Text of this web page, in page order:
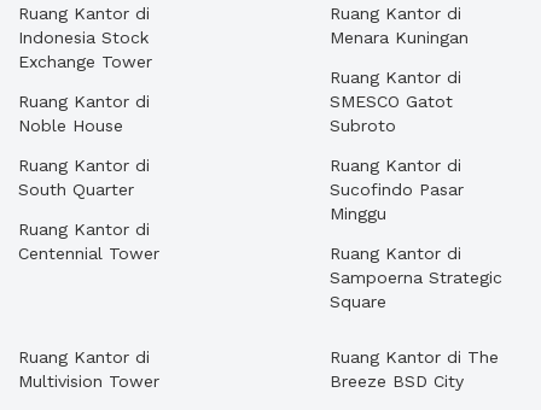
Ruang Kantor di
Indonesia Stock
Exchange Tower
Ruang Kantor di
Noble House
Ruang Kantor di
South Quarter
Ruang Kantor di
Centennial Tower
Ruang Kantor di
Menara Kuningan
Ruang Kantor di
SMESCO Gatot
Subroto
Ruang Kantor di
Sucofindo Pasar
Minggu
Ruang Kantor di
Sampoerna Strategic
Square
Ruang Kantor di
Multivision Tower
Ruang Kantor di The
Breeze BSD City